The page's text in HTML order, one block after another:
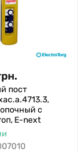
пост
с
E-next